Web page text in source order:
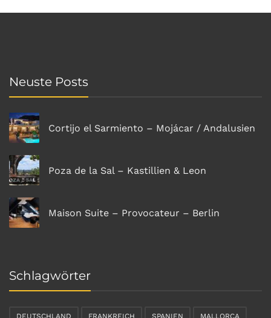
Neuste Posts
Cortijo el Sarmiento – Mojácar / Andalusien
Poza de la Sal – Kastillien & Leon
Maison Suite – Provocateur – Berlin
Schlagwörter